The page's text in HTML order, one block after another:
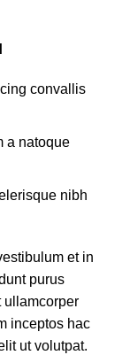
convallis
a natoque
nibh
et in
purus
ullamcorper
inceptos hac
ut volutpat.